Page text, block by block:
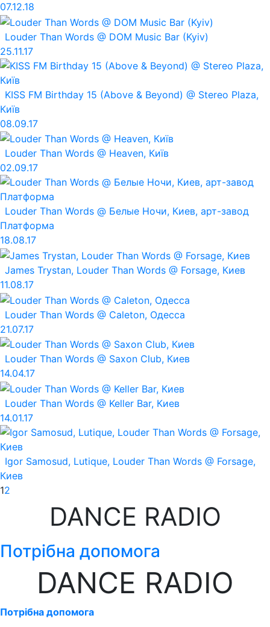
07.12.18
Louder Than Words @ DOM Music Bar (Kyiv)
25.11.17
KISS FM Birthday 15 (Above & Beyond) @ Stereo Plaza,
Київ
08.09.17
Louder Than Words @ Heaven, Київ
02.09.17
Louder Than Words @ Белые Ночи, Киев, арт-завод
Платформа
18.08.17
James Trystan, Louder Than Words @ Forsage, Киев
11.08.17
Louder Than Words @ Caleton, Одесса
21.07.17
Louder Than Words @ Saxon Club, Киев
14.04.17
Louder Than Words @ Keller Bar, Киев
14.01.17
Igor Samosud, Lutique, Louder Than Words @ Forsage,
Киев
12
DANCE RADIO
Потрібна допомога
DANCE RADIO
Потрібна допомога